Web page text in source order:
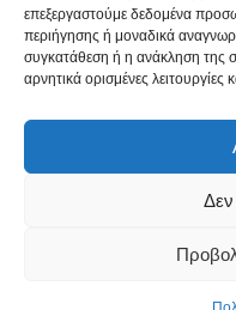
επεξεργαστούμε δεδομένα
περιήγησης ή μοναδικά
συγκατάθεση ή η ανάκληση της
αρνητικά ορισμένες λειτουργίες
Δεν
ΑΛΛΑ ΚΟΙΝΩΝΙΚΑ
ΕΙΔΗΣΕΙΣ ΝΑΥΤΙΛΙΑ
ΟΙΚΟΝΟΜΙΚΑ
ΚΑΛΛΙΤΕΧΝΙΚΑ